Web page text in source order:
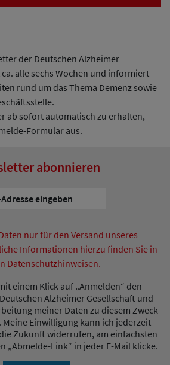
der Deutschen Alzheimer
alle sechs Wochen und informiert
rund um das Thema Demenz sowie
ab sofort automatisch zu erhalten,
Formular aus.
abonnieren
nur für den Versand unseres
Informationen hierzu finden Sie in
Datenschutzhinweisen.
einem Klick auf „Anmelden“ den
Alzheimer Gesellschaft und
meiner Daten zu diesem Zweck
Einwilligung kann ich jederzeit
Zukunft widerrufen, am einfachsten
„Abmelde-Link“ in jeder E-Mail klicke.